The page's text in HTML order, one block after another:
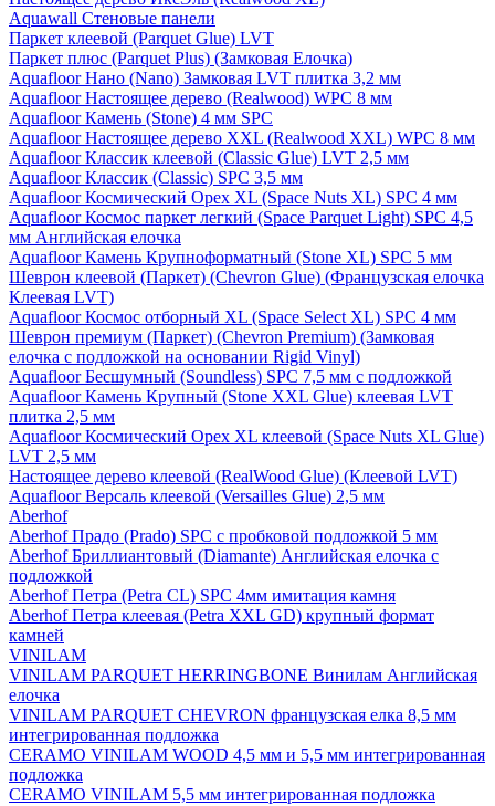
Aquawall Стеновые панели
Паркет клеевой (Parquet Glue) LVT
Паркет плюс (Parquet Plus) (Замковая Елочка)
Aquafloor Нано (Nano) Замковая LVT плитка 3,2 мм
Aquafloor Настоящее дерево (Realwood) WPC 8 мм
Aquafloor Камень (Stone) 4 мм SPC
Aquafloor Настоящее дерево XXL (Realwood XXL) WPC 8 мм
Aquafloor Классик клеевой (Classic Glue) LVT 2,5 мм
Aquafloor Классик (Classic) SPC 3,5 мм
Aquafloor Космический Орех XL (Space Nuts XL) SPC 4 мм
Aquafloor Космос паркет легкий (Space Parquet Light) SPC 4,5
мм Английская елочка
Aquafloor Камень Крупноформатный (Stone XL) SPC 5 мм
Шеврон клеевой (Паркет) (Chevron Glue) (Французская елочка
Клеевая LVT)
Aquafloor Космос отборный XL (Space Select XL) SPC 4 мм
Шеврон премиум (Паркет) (Chevron Premium) (Замковая
елочка с подложкой на основании Rigid Vinyl)
Aquafloor Бесшумный (Soundless) SPC 7,5 мм с подложкой
Aquafloor Камень Крупный (Stone XXL Glue) клеевая LVT
плитка 2,5 мм
Aquafloor Космический Орех XL клеевой (Space Nuts XL Glue)
LVT 2,5 мм
Настоящее дерево клеевой (RealWood Glue) (Клеевой LVT)
Aquafloor Версаль клеевой (Versailles Glue) 2,5 мм
Aberhof
Aberhof Прадо (Prado) SPC с пробковой подложкой 5 мм
Aberhof Бриллиантовый (Diamante) Английская елочка с
подложкой
Aberhof Петра (Petra CL) SPC 4мм имитация камня
Aberhof Петра клеевая (Petra XXL GD) крупный формат
камней
VINILAM
VINILAM PARQUET HERRINGBONE Винилам Английская
елочка
VINILAM PARQUET CHEVRON французская елка 8,5 мм
интегрированная подложка
CERAMO VINILAM WOOD 4,5 мм и 5,5 мм интегрированная
подложка
CERAMO VINILAM 5,5 мм интегрированная подложка